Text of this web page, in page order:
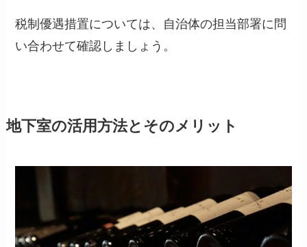
税制優遇措置については、自治体の担当部署に問
い合わせて確認しましょう。
地下室の活用方法とそのメリット